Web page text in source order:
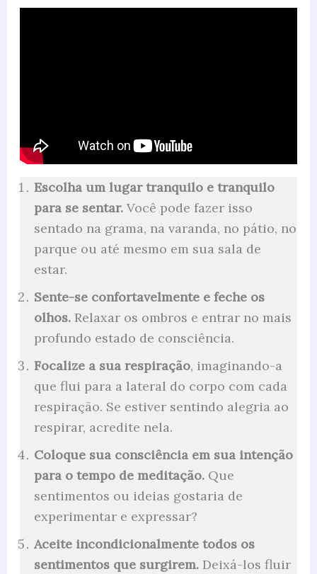
Escolha um lugar tranquilo e tranquilo
para se sentar.Você pode fazer isso
sentado na grama, na varanda, no pátio, no
parque ou até mesmo em sua sala de
estar.
Sente-se confortavelmente e feche os
olhos.Relaxar os ombros e entrar no mais
profundo estado de consciência.
Focalize a sua respiração, imaginando-a
que flui para a lateral do corpo com cada
respiração. Se estiver sentindo alegria ao
respirar, acredite nela.
Coloque sua consciência em sua intenção
para o tempo de meditação.Que
sentimentos ou ideias gostaria de
experimentar e expressar?
Aceite incondicionalmente todos os
sentimentos que surgirem.Deixá-los fluir